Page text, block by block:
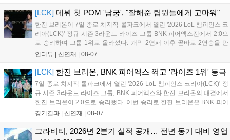
연 등 다채로운 일정이 준비되어 있다. 사전 예약은 조기 마감될
[LCK] 데뷔 첫 POM '남궁', "잘해준 팀원들에게 고마워"
한진 브리온이 7일 종로 치지직 롤파크에서 열린 '2026 LoL 챔피언스 코
리아(LCK)' 정규 시즌 3라운드 라이즈 그룹 BNK 피어엑스전에서 2:0으
로 승리하며 그룹 1위로 올라섰다. 개막 2연패 이후 곧바로 2연승을 만
들어내면서 이어질 4라운드에 대한 기대감을 올렸다. 다음은 이날 데뷔
인터뷰 | 신연재 | 08-07
[LCK] 한진 브리온, BNK 피어엑스 꺾고 '라이즈 1위' 등극
7일 종로 치지직 롤파크에서 열린 '2026 LoL 챔피언스 코리아(LCK)' 정
규 시즌 3라운드 라이즈 그룹, BNK 피어엑스와 한진 브리온의 대결에서
한진 브리온이 2:0으로 승리했다. 이번 승리로 한진 브리온은 BNK 피어
엑스를 제치고 라이즈 그룹 1위로 올라섰다. 1세트, 한진 브리온이 '로머'
경기결과 | 신연재 | 08-07
그라비티, 2026년 2분기 실적 공개… 전년 동기 대비 영업